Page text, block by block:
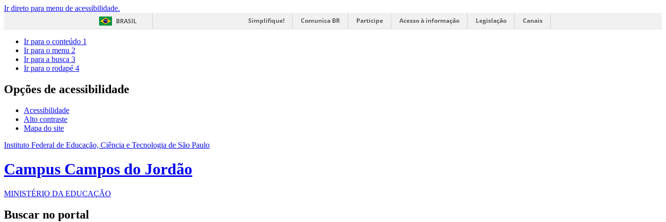
Ir direto para menu de acessibilidade.
BRASIL
Simplifique! Comunica BR Participe Acesso à informação Legislação Canais
Ir para o conteúdo 1
Ir para o menu 2
Ir para a busca 3
Ir para o rodapé 4
Opções de acessibilidade
Acessibilidade
Alto contraste
Mapa do site
Instituto Federal de Educação, Ciência e Tecnologia de São Paulo
Campus Campos do Jordão
MINISTÉRIO DA EDUCAÇÃO
Buscar no portal